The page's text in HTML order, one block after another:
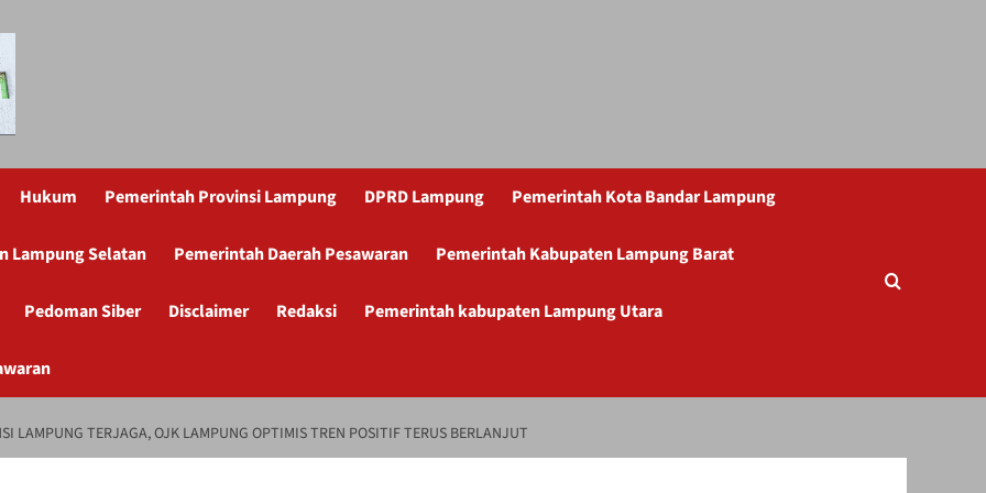
Hukum Pemerintah Provinsi Lampung DPRD Lampung Pemerintah Kota Bandar Lampung
Lampung Selatan Pemerintah Daerah Pesawaran Pemerintah Kabupaten Lampung Barat
Pedoman Siber Disclaimer Redaksi Pemerintah kabupaten Lampung Utara
LAMPUNG TERJAGA, OJK LAMPUNG OPTIMIS TREN POSITIF TERUS BERLANJUT